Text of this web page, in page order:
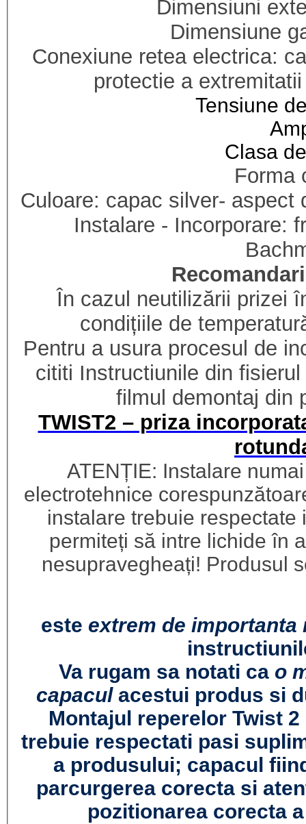
Dimensiuni
Dimensiune
Conexiune retea electrica:
protectie a
Tensiune
Clasa
Forma
Culoare: capac silver- aspect
Instalare - Incorporare:
În cazul neutilizării prizei
condițiile de
Pentru a usura procesul de
cititi Instructiunile din
filmul demontaj din
TWIST2 – priza
ATENȚIE: Instalare
electrotehnice
instalare trebuie
permiteți să intre lichide în
nesupravegheați! Produsul
este extrem de importanta
Va rugam sa notati ca o
capacul acestui produs si
Montajul reperelor Twist
trebuie respectati pasi
a produsului; capacul
parcurgerea corecta si
pozitionarea corecta